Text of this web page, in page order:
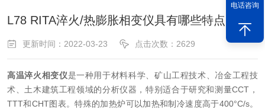
L78 RITA淬火/热膨胀相变仪具有哪些特点？
更新时间：2022-03-23 点击次数：2629
高温淬火相变仪是一种用于材料科学、矿山工程技术、冶金工程技
术、土木建筑工程领域的分析仪器，特别适合于研究和测量CCT，
TTT和CHT图表。特殊的加热炉可以加热和制冷速度高于400°C/s。
电话咨询